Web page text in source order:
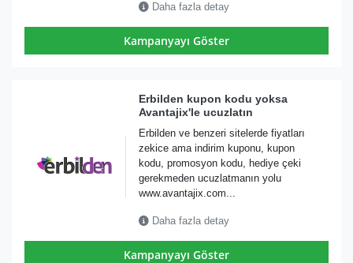
Daha fazla detay
Kampanyayı Göster
Erbilden kupon kodu yoksa
Avantajix'le ucuzlatın
Erbilden ve benzeri sitelerde fiyatları
zekice ama indirim kuponu, kupon
kodu, promosyon kodu, hediye çeki
gerekmeden ucuzlatmanın yolu
www.avantajix.com...
Daha fazla detay
Kampanyayı Göster